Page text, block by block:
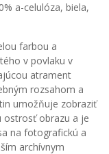
a-celulóza, biela,
farbou a
v povlaku v
atrament
rozsahom a
umožňuje zobraziť
ostrosť obrazu a je
na fotografickú a
archívnym